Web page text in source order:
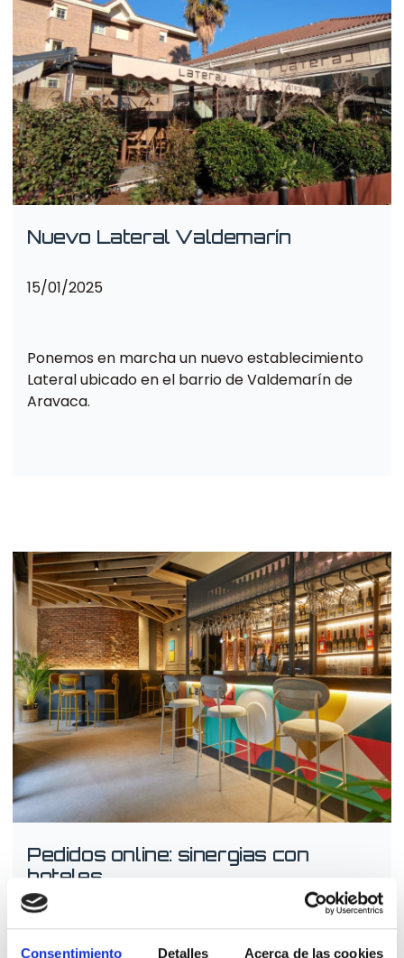
Consentimiento Detalles Acerca de las cookies
Nuevo Lateral Valdemarín
15/01/2025
Ponemos en marcha un nuevo establecimiento
Lateral ubicado en el barrio de Valdemarín de
Aravaca.
Pedidos online: sinergias con
hoteles
15/01/2025